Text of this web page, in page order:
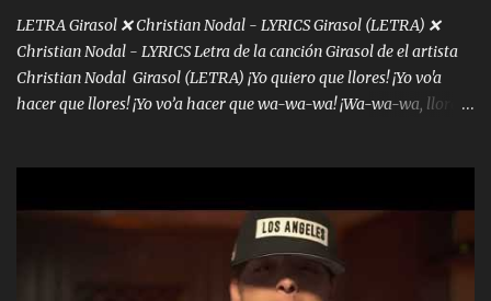
LETRA Girasol ❌ Christian Nodal - LYRICS Girasol (LETRA) ❌
Christian Nodal - LYRICS Letra de la canción Girasol de el artista
Christian Nodal Girasol (LETRA) ¡Yo quiero que llores! ¡Yo vo'a
hacer que llores! ¡Yo vo’a hacer que wa-wa-wa! ¡Wa-wa-wa, llores!
intentas rimar Pobre payaso que usa a todo el mundo pa' conectar
con la gente Dices "Latino Gang" pero pisas a to'a tu gente Pa’ dar
mensajes, m'ijo, hay quе ser coherentеs Si tú no eres artista, al
menos se prudente Hoy me sabe a mierda, traigo un Balvin en los